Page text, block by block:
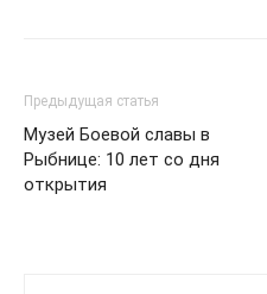
Предыдущая статья
Музей Боевой славы в
Рыбнице: 10 лет со дня
открытия